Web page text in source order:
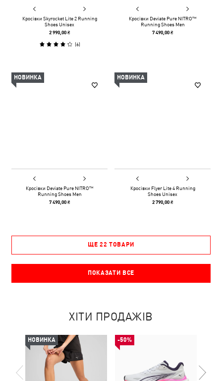
Кросівки Skyrocket Lite 2 Running
Shoes Unisex
2 990,00 ₴
(6)
Кросівки Deviate Pure NITRO™
Running Shoes Men
7 490,00 ₴
НОВИНКА
Кросівки Deviate Pure NITRO™
Running Shoes Men
7 490,00 ₴
НОВИНКА
Кросівки Flyer Lite 4 Running
Shoes Unisex
2 790,00 ₴
ЩЕ 22 ТОВАРИ
ПОКАЗАТИ ВСЕ
ХІТИ ПРОДАЖІВ
НОВИНКА -50%